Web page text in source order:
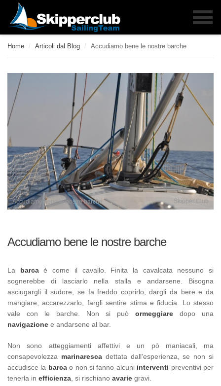
Home / Articoli dal Blog / Accudiamo bene le nostre barche
Accudiamo bene le nostre barche Skipper Club
Accudiamo bene le nostre barche
La barcaè come il cavallo. Finita la cavalcata nessuno si
sognerebbe di lasciarlo nella stalla e andarsene. Bisogna
asciugargli il sudore, se fa freddo coprirlo, dargli da bere e da
mangiare, accarezzarlo, fargli sentire stima e fiducia. Lo stesso
vale con le barche. Non si può ormeggiare dopo una
navigazione e andarsene al bar.
Non sono atteggiamenti affettivi e un pò maniacali, ma
consapevolezza marinarescadettata dall'esperienza, se non si
accudisce la barcao non si fanno alcuni interventi preventivi per
tenerla in efficienza, si rischiano avarie gravi.